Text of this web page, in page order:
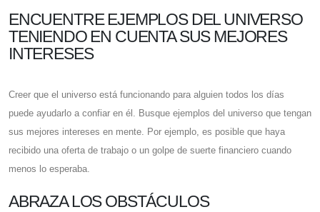
ENCUENTRE EJEMPLOS DEL UNIVERSO
TENIENDO EN CUENTA SUS MEJORES
INTERESES
Creer que el universo está funcionando para alguien todos los días
puede ayudarlo a confiar en él. Busque ejemplos del universo que tengan
sus mejores intereses en mente. Por ejemplo, es posible que haya
recibido una oferta de trabajo o un golpe de suerte financiero cuando
menos lo esperaba.
ABRAZA LOS OBSTÁCULOS